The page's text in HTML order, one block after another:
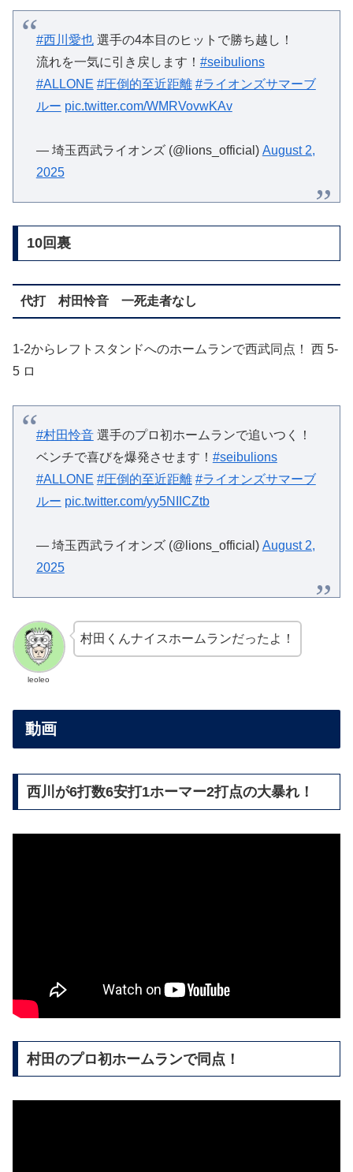
#西川愛也選手の4本目のヒットで勝ち越し！
流れを一気に引き戻します！ #seibulions
#ALLONE #圧倒的至近距離 #ライオンズサマーブ
ルー pic.twitter.com/WMRVovwKAv
— 埼玉西武ライオンズ (@lions_official) August 2,
2025
10回裏
代打 村田怜音 一死走者なし
1-2からレフトスタンドへのホームランで西武同点！ 西 5-
5 ロ
#村田怜音選手のプロ初ホームランで追いつく！
ベンチで喜びを爆発させます！ #seibulions
#ALLONE #圧倒的至近距離 #ライオンズサマーブ
ルー pic.twitter.com/yy5NIICZtb
— 埼玉西武ライオンズ (@lions_official) August 2,
2025
leoleo
村田くんナイスホームランだったよ！
動画
西川が6打数6安打1ホーマー2打点の大暴れ！
村田のプロ初ホームランで同点！